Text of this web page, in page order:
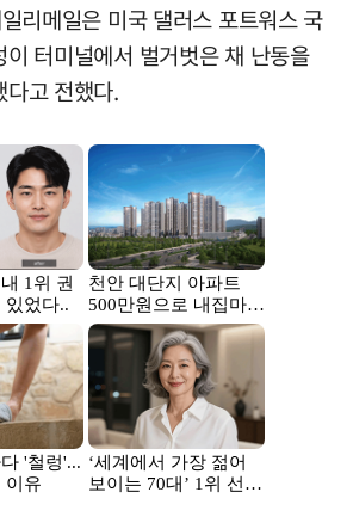
리메일은 미국 댈러스 포트워스 국
터미널에서 벌거벗은 채 난동을
고 전했다.